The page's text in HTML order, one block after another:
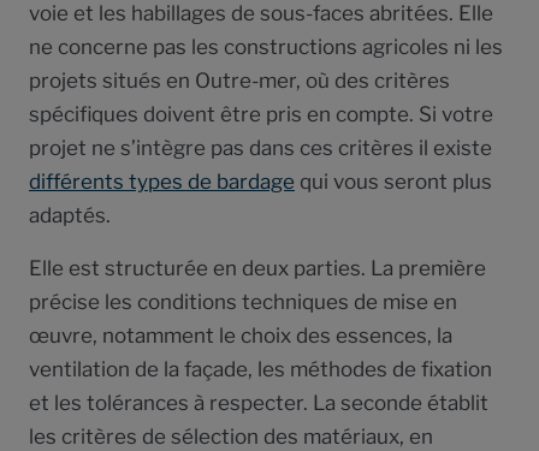
voie et les habillages de sous-faces abritées. Elle
ne concerne pas les constructions agricoles ni les
projets situés en Outre-mer, où des critères
spécifiques doivent être pris en compte. Si votre
projet ne s’intègre pas dans ces critères il existe
différents types de bardage qui vous seront plus
adaptés.
Elle est structurée en deux parties. La première
précise les conditions techniques de mise en
œuvre, notamment le choix des essences, la
ventilation de la façade, les méthodes de fixation
et les tolérances à respecter. La seconde établit
les critères de sélection des matériaux, en